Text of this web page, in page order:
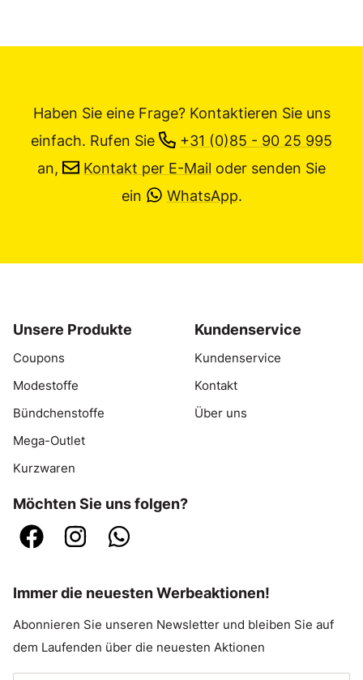
Haben Sie eine Frage? Kontaktieren Sie uns
einfach. Rufen Sie
+31 (0)85 - 90 25 995
an,
Kontakt per E-Mail oder senden Sie
ein
WhatsApp.
Unsere Produkte
Coupons
Modestoffe
Bündchenstoffe
Mega-Outlet
Kurzwaren
Kundenservice
Kundenservice
Kontakt
Über uns
Möchten Sie uns folgen?
Immer die neuesten Werbeaktionen!
Abonnieren Sie unseren Newsletter und bleiben Sie auf
dem Laufenden über die neuesten Aktionen